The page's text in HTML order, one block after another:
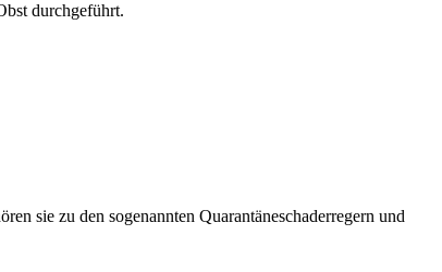
durchgeführt.
sie zu den sogenannten Quarantäneschaderregern und